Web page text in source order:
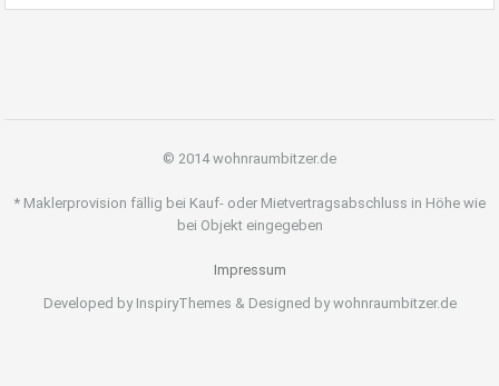
© 2014 wohnraumbitzer.de
* Maklerprovision fällig bei Kauf- oder Mietvertragsabschluss in Höhe wie
bei Objekt eingegeben
Impressum
Developed by InspiryThemes & Designed by wohnraumbitzer.de